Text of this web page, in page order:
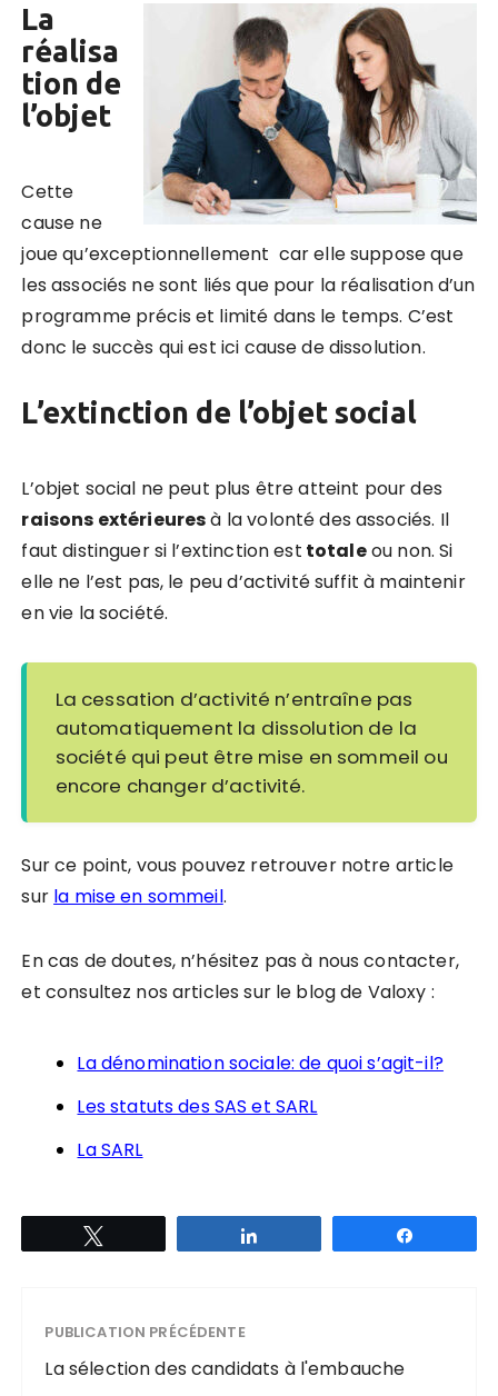
La
réalisa
tion de
l’objet
Cette
cause ne
joue qu’exceptionnellement car elle suppose que
les associés ne sont liés que pour la réalisation d’un
programme précis et limité dans le temps. C’est
donc le succès qui est ici cause de dissolution.
L’extinction de l’objet social
L’objet social ne peut plus être atteint pour des
raisons extérieuresà la volonté des associés. Il
faut distinguer si l’extinction est totaleou non. Si
elle ne l’est pas, le peu d’activité suffit à maintenir
en vie la société.
La cessation d’activité n’entraîne pas
automatiquement la dissolution de la
société qui peut être mise en sommeil ou
encore changer d’activité.
Sur ce point, vous pouvez retrouver notre article
sur la mise en sommeil.
En cas de doutes, n’hésitez pas à nous contacter,
et consultez nos articles sur le blog de Valoxy :
La dénomination sociale: de quoi s’agit-il?
Les statuts des SAS et SARL
La SARL
PUBLICATION PRÉCÉDENTE
La sélection des candidats à l'embauche